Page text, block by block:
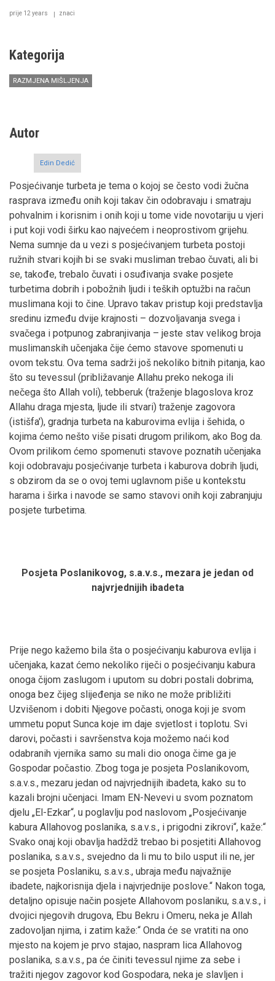
prije 12 years znaci
Kategorija
RAZMJENA MIŠLJENJA
Autor
Edin Dedić
Posjećivanje turbeta je tema o kojoj se često vodi žučna
rasprava između onih koji takav čin odobravaju i smatraju
pohvalnim i korisnim i onih koji u tome vide novotariju u vjeri
i put koji vodi širku kao najvećem i neoprostivom grijehu.
Nema sumnje da u vezi s posjećivanjem turbeta postoji
ružnih stvari kojih bi se svaki musliman trebao čuvati, ali bi
se, takođe, trebalo čuvati i osuđivanja svake posjete
turbetima dobrih i pobožnih ljudi i teških optužbi na račun
muslimana koji to čine. Upravo takav pristup koji predstavlja
sredinu između dvije krajnosti – dozvoljavanja svega i
svačega i potpunog zabranjivanja – jeste stav velikog broja
muslimanskih učenjaka čije ćemo stavove spomenuti u
ovom tekstu. Ova tema sadrži još nekoliko bitnih pitanja, kao
što su tevessul (približavanje Allahu preko nekoga ili
nečega što Allah voli), tebberuk (traženje blagoslova kroz
Allahu draga mjesta, ljude ili stvari) traženje zagovora
(istišfa'), gradnja turbeta na kaburovima evlija i šehida, o
kojima ćemo nešto više pisati drugom prilikom, ako Bog da.
Ovom prilikom ćemo spomenuti stavove poznatih učenjaka
koji odobravaju posjećivanje turbeta i kaburova dobrih ljudi,
s obzirom da se o ovoj temi uglavnom piše u kontekstu
harama i širka i navode se samo stavovi onih koji zabranjuju
posjete turbetima.
Posjeta Poslanikovog, s.a.v.s., mezara je jedan od
najvrjednijih ibadeta
Prije nego kažemo bila šta o posjećivanju kaburova evlija i
učenjaka, kazat ćemo nekoliko riječi o posjećivanju kabura
onoga čijom zaslugom i uputom su dobri postali dobrima,
onoga bez čijeg slijeđenja se niko ne može približiti
Uzvišenom i dobiti Njegove počasti, onoga koji je svom
ummetu poput Sunca koje im daje svjetlost i toplotu. Svi
darovi, počasti i savršenstva koja možemo naći kod
odabranih vjernika samo su mali dio onoga čime ga je
Gospodar počastio. Zbog toga je posjeta Poslanikovom,
s.a.v.s., mezaru jedan od najvrjednijih ibadeta, kako su to
kazali brojni učenjaci. Imam EN-Nevevi u svom poznatom
djelu „El-Ezkar“, u poglavlju pod naslovom „Posjećivanje
kabura Allahovog poslanika, s.a.v.s., i prigodni zikrovi“, kaže:“
Svako onaj koji obavlja hadždž trebao bi posjetiti Allahovog
poslanika, s.a.v.s., svejedno da li mu to bilo usput ili ne, jer
se posjeta Poslaniku, s.a.v.s., ubraja među najvažnije
ibadete, najkorisnija djela i najvrjednije poslove.“ Nakon toga,
detaljno opisuje način posjete Allahovom poslaniku, s.a.v.s., i
dvojici njegovih drugova, Ebu Bekru i Omeru, neka je Allah
zadovoljan njima, i zatim kaže:“ Onda će se vratiti na ono
mjesto na kojem je prvo stajao, naspram lica Allahovog
poslanika, s.a.v.s., pa će činiti tevessul njime za sebe i
tražiti njegov zagovor kod Gospodara, neka je slavljen i